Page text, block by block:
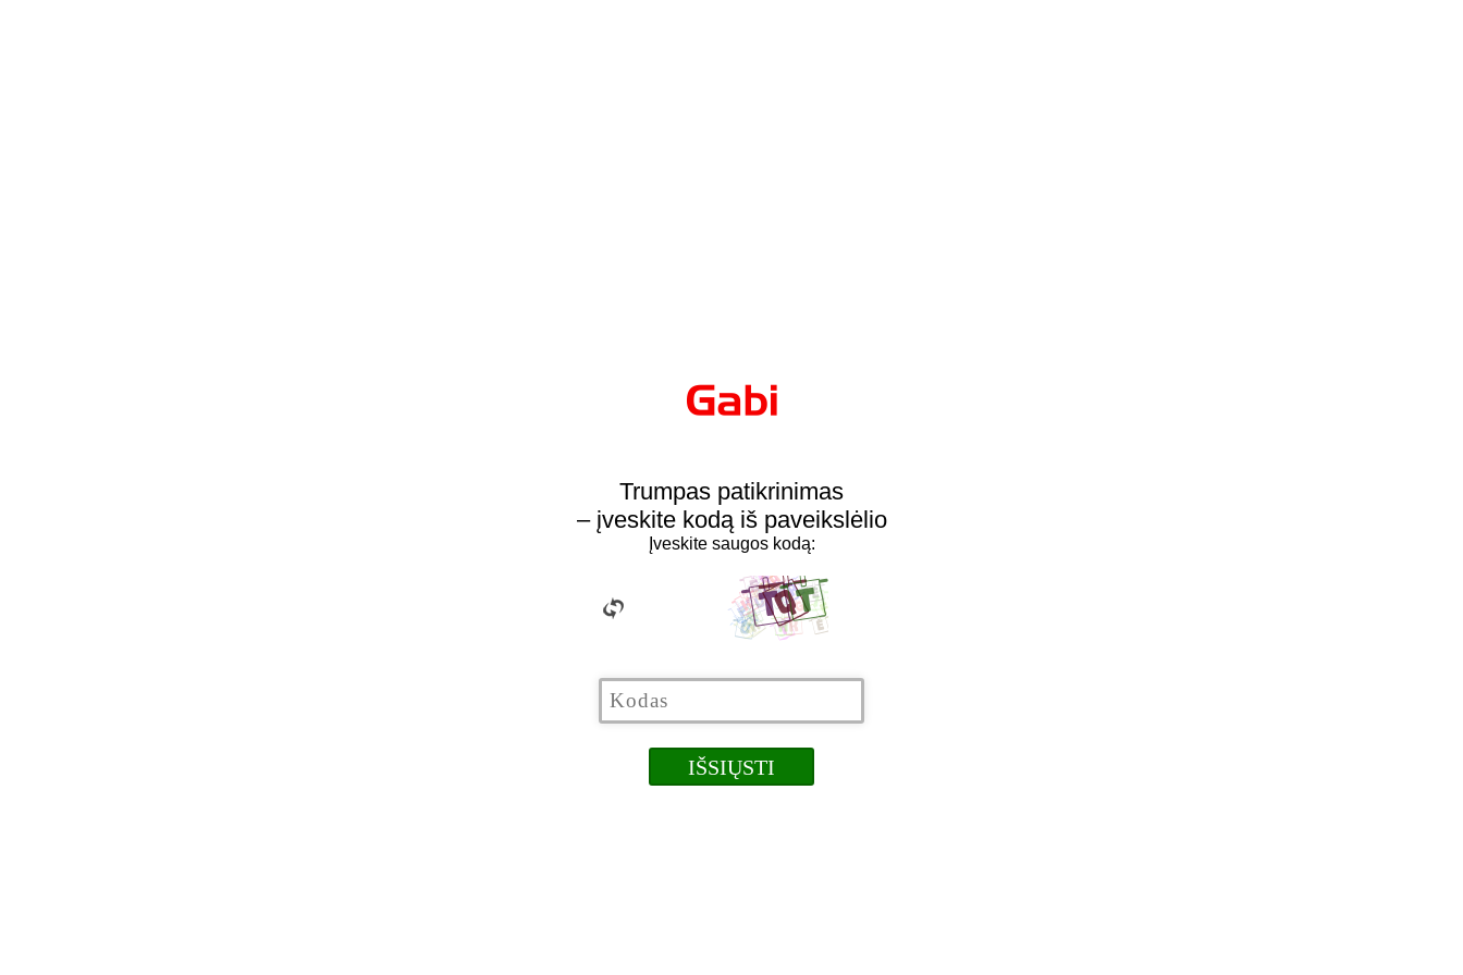
Trumpas patikrinimas
– įveskite kodą iš paveikslėlio
Įveskite saugos kodą: